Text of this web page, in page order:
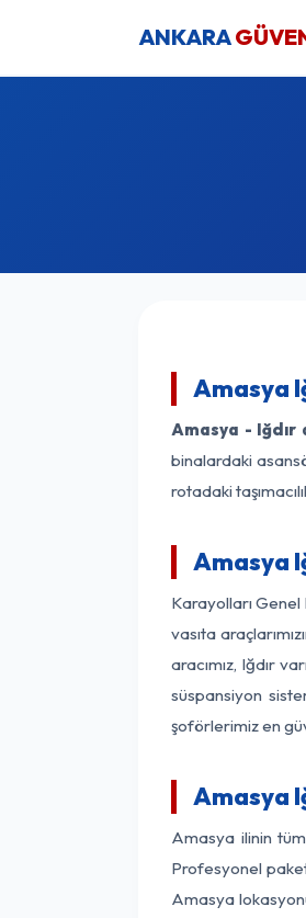
ANKARA
Amasya
Amasya - Iğdır
binalardaki
rotadaki
Amasya
Karayolları
vasıta
aracımız, Iğdır
süspansiyon
şoförlerimiz en
Amasya
Amasya ilinin
Profesyonel
Amasya